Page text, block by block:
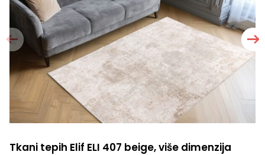
Tkani tepih Elif ELI 407 beige, više dimenzija